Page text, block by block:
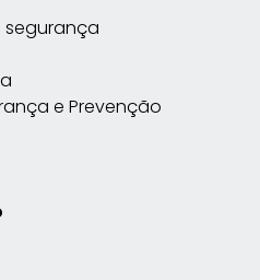
segurança
e Prevenção